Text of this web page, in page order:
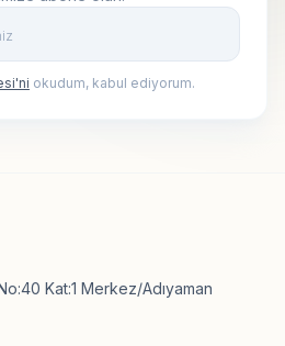
okudum, kabul ediyorum.
Kat:1 Merkez/Adıyaman